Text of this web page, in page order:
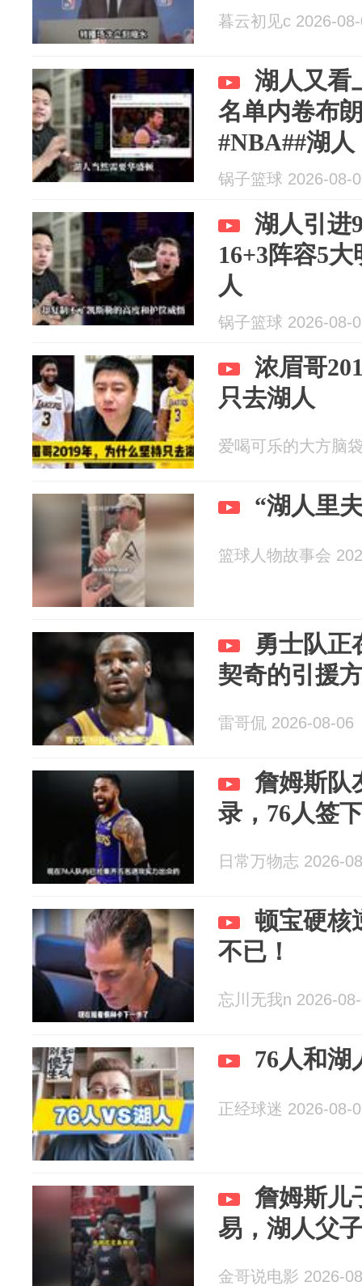
暮云初见c 2026-
湖人又看
名单内卷布
#NBA##湖人
锅子篮球 2026-08-
湖人引进
16+3阵容5
人
锅子篮球 2026-08-
浓眉哥
只去湖人
爱喝可乐的大方脑
“湖人里
篮球人物故事会
勇士队正
契奇的引援
雷哥侃 2026-08-06
詹姆斯队
录，76人签
日常万物志 2026-
顿宝硬核
不已！
忘川无我n 2026-
76人和湖
正经球迷 2026-08-
詹姆斯儿
易，湖人父
金哥说电影 2026-